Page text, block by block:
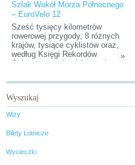
Szlak Wokół Morza Północnego
– EuroVelo 12
Sześć tysięcy kilometrów
rowerowej przygody, 8 różnych
krajów, tysiące cyklistów oraz,
według Księgi Rekordów
Guinnesa, tytuł najdłuższej na
ciągłym oznakowaniem.
Północnego ma dopiero 10 lat,
a już nosi miano legendarnego.
Warto sprawdzić, na czym
»
Wyszukaj
Wizy
Bilety Lotnicze
Wycieczki